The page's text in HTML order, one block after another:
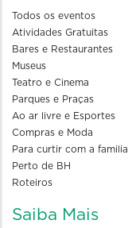
Todos os eventos
Atividades Gratuitas
Bares e Restaurantes
Museus
Teatro e Cinema
Parques e Praças
Ao ar livre e Esportes
Compras e Moda
Para curtir com a familia
Perto de BH
Roteiros
Saiba Mais